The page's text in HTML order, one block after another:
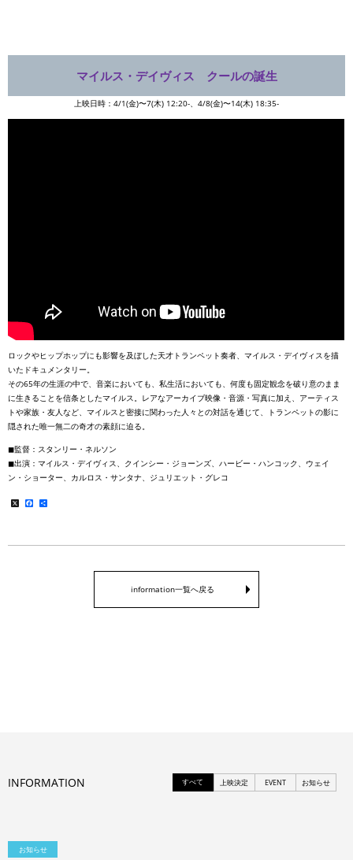
マイルス・デイヴィス クールの誕生
上映日時：4/1(金)〜7(木) 12:20-、4/8(金)〜14(木) 18:35-
ロックやヒップホップにも影響を及ぼした天才トランペット奏者、マイルス・デイヴィスを描
いたドキュメンタリー。
その65年の生涯の中で、音楽においても、私生活においても、何度も固定観念を破り意のまま
に生きることを信条としたマイルス。レアなアーカイブ映像・音源・写真に加え、アーティス
トや家族・友人など、マイルスと密接に関わった人々との対話を通じて、トランペットの影に
隠された唯一無二の奇才の素顔に迫る。
◼︎監督：スタンリー・ネルソン
◼︎出演：マイルス・デイヴィス、クインシー・ジョーンズ、ハービー・ハンコック、ウェイ
ン・ショーター、カルロス・サンタナ、ジュリエット・グレコ
X Facebook
information一覧へ戻る
INFORMATION すべて 上映決定 EVENT お知らせ
お知らせ